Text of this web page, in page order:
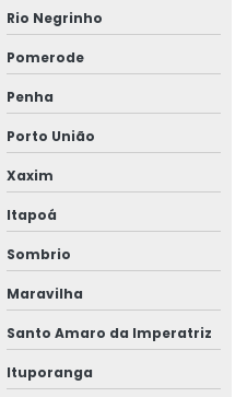
Rio Negrinho
Pomerode
Penha
Porto União
Xaxim
Itapoá
Sombrio
Maravilha
Santo Amaro da Imperatriz
Ituporanga